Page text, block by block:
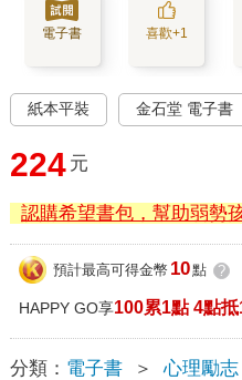
電子書 喜歡+1
紙本平裝 金石堂 電子書
224 元
認購希望書包，幫助弱勢
預計最高可得金幣 10點 ?
HAPPY GO享100累1點 4點
分類： 電子書 ＞ 心理勵志